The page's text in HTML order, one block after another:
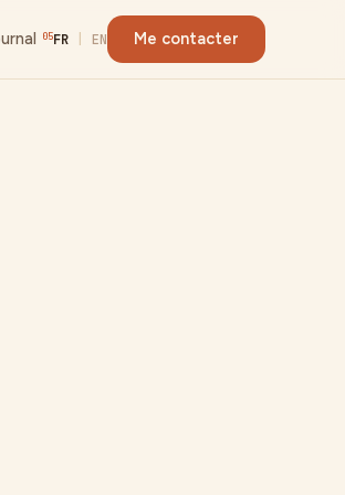
05FR EN Me contacter